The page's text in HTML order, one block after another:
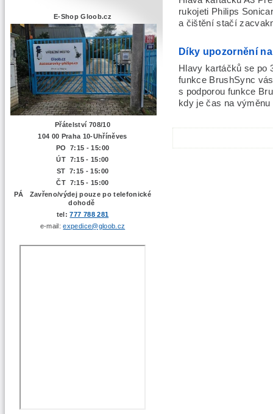
E-Shop Gloob.cz
Přátelství 708/10
104 00 Praha 10-Uhříněves
PO 7:15 - 15:00
ÚT 7:15 - 15:00
ST 7:15 - 15:00
ČT 7:15 - 15:00
PÁ Zavřeno/výdej pouze po telefonické
dohodě
tel:777 788 281
e-mail:expedice@gloob.cz
rukojeti Philips
a čištění stačí
Díky upozornění
Hlavy kartáčků se po
funkce BrushSync
s podporou funkce
kdy je čas na výměnu